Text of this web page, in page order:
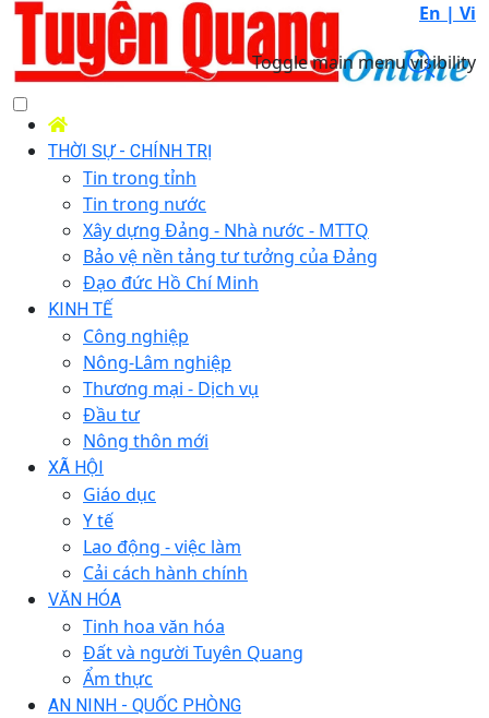
En | Vi
Toggle main menu visibility
THỜI SỰ - CHÍNH TRỊ
Tin trong tỉnh
Tin trong nước
Xây dựng Đảng - Nhà nước - MTTQ
Bảo vệ nền tảng tư tưởng của Đảng
Đạo đức Hồ Chí Minh
KINH TẾ
Công nghiệp
Nông-Lâm nghiệp
Thương mại - Dịch vụ
Đầu tư
Nông thôn mới
XÃ HỘI
Giáo dục
Y tế
Lao động - việc làm
Cải cách hành chính
VĂN HÓA
Tinh hoa văn hóa
Đất và người Tuyên Quang
Ẩm thực
AN NINH - QUỐC PHÒNG